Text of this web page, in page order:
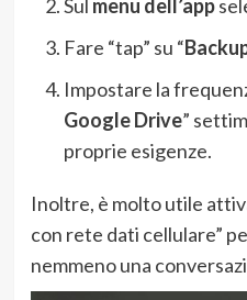
Sul menu dell’app
Fare “tap” su “
Impostare la
Google Drive”
proprie esigenze.
Inoltre, è molto utile
con rete dati cellulare”
nemmeno una